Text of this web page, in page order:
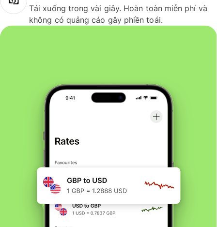
Tải xuống trong vài giây. Hoàn toàn miễn phí và
không có quảng cáo gây phiền toái.